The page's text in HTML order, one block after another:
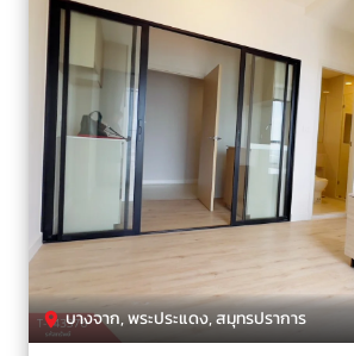
บางจาก, พระประแดง, สมุทรปราการ